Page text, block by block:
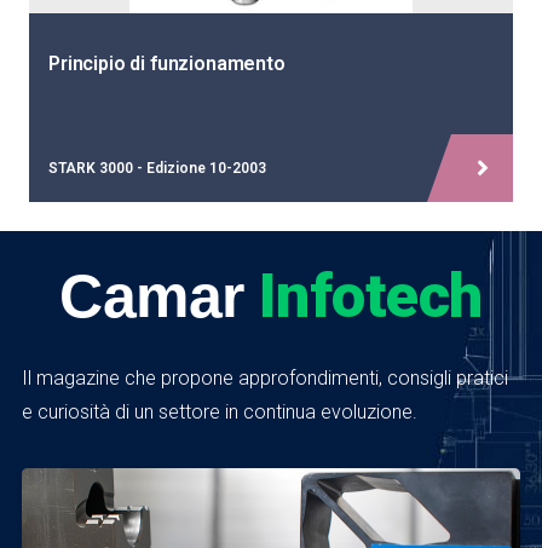
Principio di funzionamento
STARK 3000 - Edizione 10-2003
Camar Infotech
Il magazine che propone approfondimenti, consigli pratici
e curiosità di un settore in continua evoluzione.